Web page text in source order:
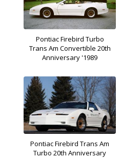
Pontiac Firebird Turbo
Trans Am Convertible 20th
Anniversary '1989
Pontiac Firebird Trans Am
Turbo 20th Anniversary